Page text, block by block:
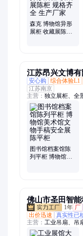
森克 博物馆异形
展柜 收藏展陈柜
江苏昂兴文博有
安心购
综合体验L1
江苏南京
主营： 独立展柜、全
防尘展示柜
图书馆档案馆陈
列平柜 博物馆美
佛山市圣田智能
1年 厂
出价迅速
真实性已
主营： 工业吊扇、吊
立柱吊扇、仓库吊扇